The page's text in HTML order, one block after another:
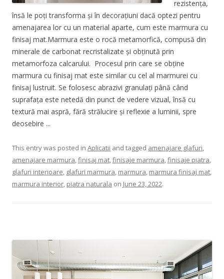
rezistența,
însă le poți transforma și în decorațiuni dacă optezi pentru
amenajarea lor cu un material aparte, cum este marmura cu
finisaj mat.Marmura este o rocă metamorfică, compusă din
minerale de carbonat recristalizate și obținută prin
metamorfoza calcarului. Procesul prin care se obține
marmura cu finisaj mat este similar cu cel al marmurei cu
finisaj lustruit. Se folosesc abrazivi granulați până când
suprafața este netedă din punct de vedere vizual, însă cu
textură mai aspră, fără strălucire și reflexie a luminii, spre
deosebire ...
This entry was posted in Aplicatii and tagged amenajare glafuri,
amenajare marmura,finisaj mat,finisaje marmura,finisaje piatra,
glafuri interioare, glafuri marmura, marmura, marmura finisaj mat,
marmura interior, piatra naturala on June 23, 2022.